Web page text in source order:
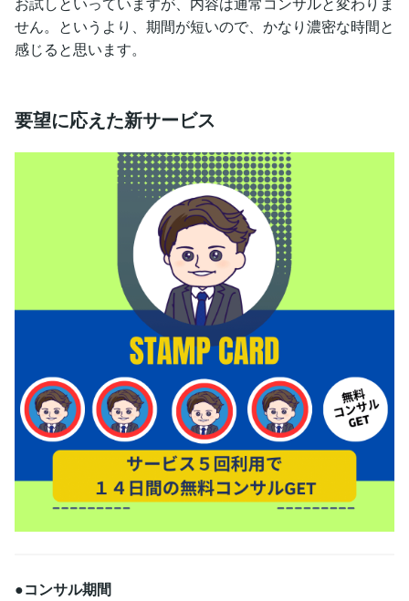
せん。というより、期間が短いので、かなり濃密な時間と
感じると思います。
要望に応えた新サービス
●コンサル期間